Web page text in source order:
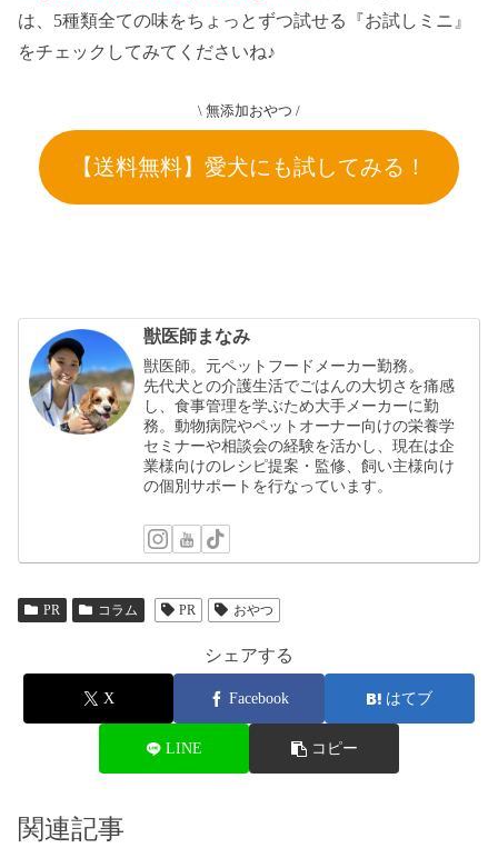
は、5種類全ての味をちょっとずつ試せる『お試しミニ』
をチェックしてみてくださいね♪
\ 無添加おやつ /
【送料無料】愛犬にも試してみる！
獣医師まなみ
獣医師。元ペットフードメーカー勤務。
先代犬との介護生活でごはんの大切さを痛感
し、食事管理を学ぶため大手メーカーに勤
務。動物病院やペットオーナー向けの栄養学
セミナーや相談会の経験を活かし、現在は企
業様向けのレシピ提案・監修、飼い主様向け
の個別サポートを行なっています。
PR コラム PR おやつ
シェアする
X Facebook はてブ
LINE コピー
関連記事